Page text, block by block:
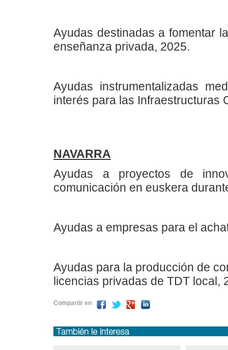
Ayudas destinadas a fomentar
enseñanza privada, 2025.
Ayudas instrumentalizadas
interés para las Infraestructuras
NAVARRA
Ayudas a proyectos de
comunicación en euskera
Ayudas a empresas para el
Ayudas para la producción de
licencias privadas de TDT local,
Compartir en